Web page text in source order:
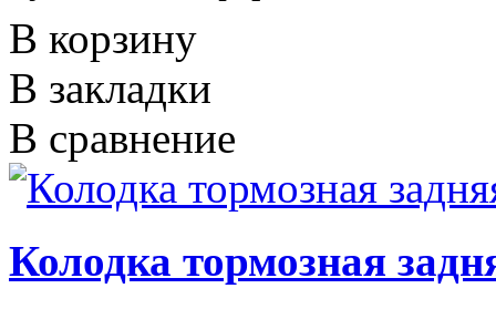
В корзину
В закладки
В сравнение
Колодка тормозная